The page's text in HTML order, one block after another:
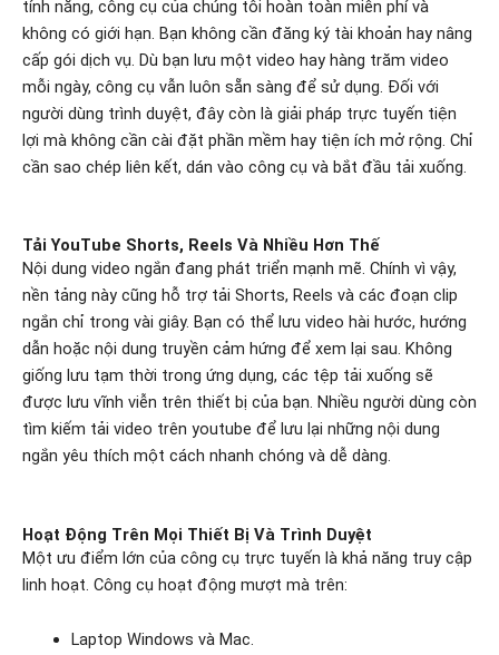
tính năng, công cụ của chúng tôi hoàn toàn miễn phí và
không có giới hạn. Bạn không cần đăng ký tài khoản hay nâng
cấp gói dịch vụ. Dù bạn lưu một video hay hàng trăm video
mỗi ngày, công cụ vẫn luôn sẵn sàng để sử dụng. Đối với
người dùng trình duyệt, đây còn là giải pháp trực tuyến tiện
lợi mà không cần cài đặt phần mềm hay tiện ích mở rộng. Chỉ
cần sao chép liên kết, dán vào công cụ và bắt đầu tải xuống.
Tải YouTube Shorts, Reels Và Nhiều Hơn Thế
Nội dung video ngắn đang phát triển mạnh mẽ. Chính vì vậy,
nền tảng này cũng hỗ trợ tải Shorts, Reels và các đoạn clip
ngắn chỉ trong vài giây. Bạn có thể lưu video hài hước, hướng
dẫn hoặc nội dung truyền cảm hứng để xem lại sau. Không
giống lưu tạm thời trong ứng dụng, các tệp tải xuống sẽ
được lưu vĩnh viễn trên thiết bị của bạn. Nhiều người dùng còn
tìm kiếm tải video trên youtube để lưu lại những nội dung
ngắn yêu thích một cách nhanh chóng và dễ dàng.
Hoạt Động Trên Mọi Thiết Bị Và Trình Duyệt
Một ưu điểm lớn của công cụ trực tuyến là khả năng truy cập
linh hoạt. Công cụ hoạt động mượt mà trên:
Laptop Windows và Mac.